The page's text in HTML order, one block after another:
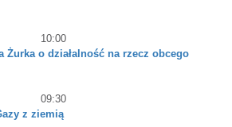
10:00
Żurka o działalność na rzecz obcego
09:30
z ziemią